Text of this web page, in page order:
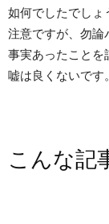
如何でしたでしょ
注意ですが、勿論
事実あったことを
嘘は良くないです
こんな記